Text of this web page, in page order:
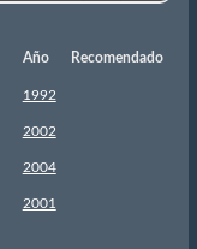
Año Recomendado
1992
2002
2004
2001